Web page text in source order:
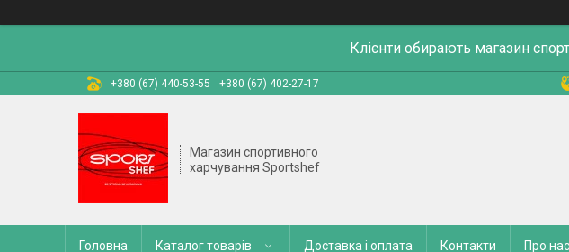
Клієнти обирають магазин
+380 (67) 440-53-55 +380 (67) 402-27-17
Магазин спортивного
харчування Sportshef
Головна Каталог товарів Доставка і оплата Контакти Про нас